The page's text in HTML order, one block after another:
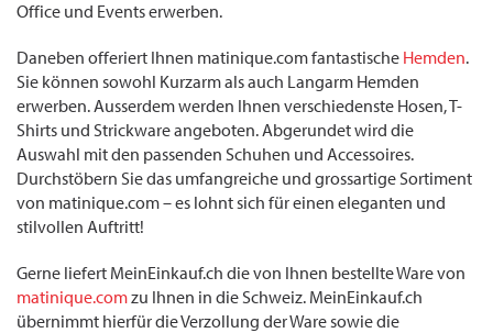
Office und Events erwerben.
Daneben offeriert Ihnen matinique.com fantastische Hemden.
Sie können sowohl Kurzarm als auch Langarm Hemden
erwerben. Ausserdem werden Ihnen verschiedenste Hosen, T-
Shirts und Strickware angeboten. Abgerundet wird die
Auswahl mit den passenden Schuhen und Accessoires.
Durchstöbern Sie das umfangreiche und grossartige Sortiment
von matinique.com – es lohnt sich für einen eleganten und
stilvollen Auftritt!
Gerne liefert MeinEinkauf.ch die von Ihnen bestellte Ware von
matinique.comzu Ihnen in die Schweiz. MeinEinkauf.ch
übernimmt hierfür die Verzollung der Ware sowie die